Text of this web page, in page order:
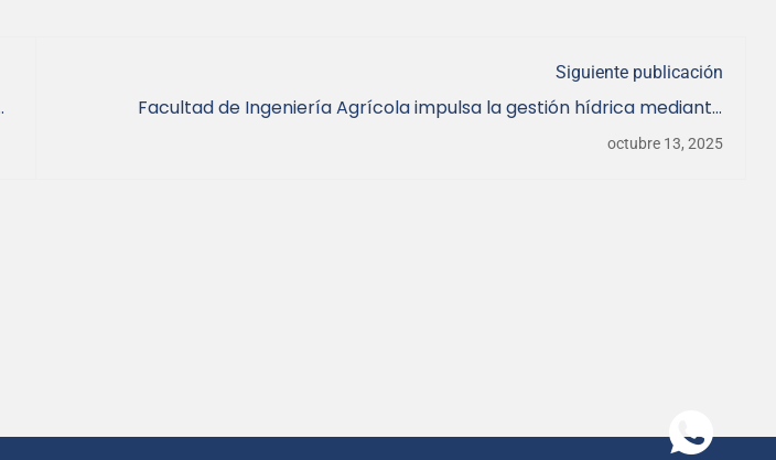
Siguiente publicación
Facultad de Ingeniería Agrícola impulsa la gestión hídrica mediante
octubre 13, 2025